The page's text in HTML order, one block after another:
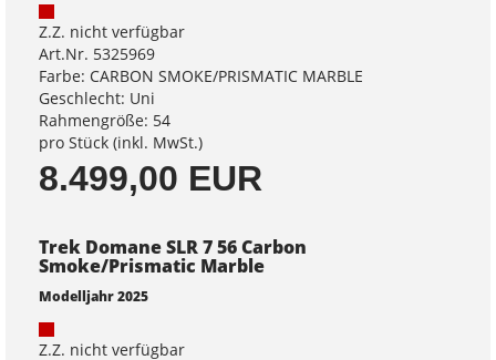
Z.Z. nicht verfügbar
Art.Nr. 5325969
Farbe: CARBON SMOKE/PRISMATIC MARBLE
Geschlecht: Uni
Rahmengröße: 54
pro Stück (inkl. MwSt.)
8.499,00 EUR
Trek Domane SLR 7 56 Carbon
Smoke/Prismatic Marble
Modelljahr 2025
Z.Z. nicht verfügbar